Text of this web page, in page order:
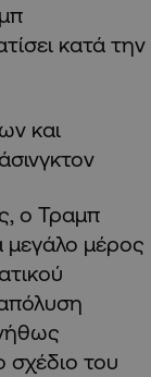
κατά την
και
ο Τραμπ
μεγάλο μέρος
του